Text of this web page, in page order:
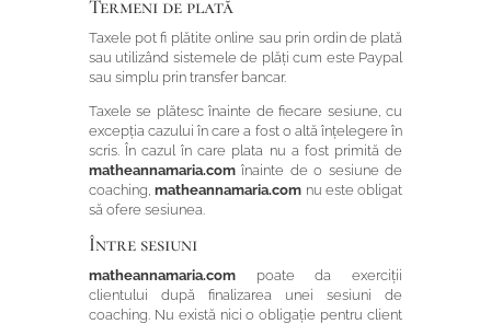
Termeni de plată
Taxele pot fi plătite online sau prin ordin de plată
sau utilizând sistemele de plăți cum este Paypal
sau simplu prin transfer bancar.
Taxele se plătesc înainte de fiecare sesiune, cu
excepția cazului în care a fost o altă înțelegere în
scris. În cazul în care plata nu a fost primită de
matheannamaria.comînainte de o sesiune de
coaching,matheannamaria.com nu este obligat
să ofere sesiunea.
Între sesiuni
matheannamaria.compoate da exerciții
clientului după finalizarea unei sesiuni de
coaching. Nu există nici o obligație pentru client